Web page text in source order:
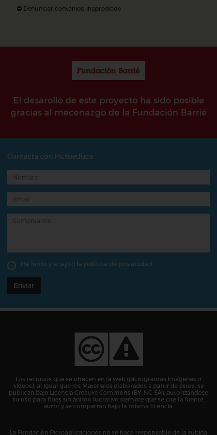
Denunciar contenido inapropiado
El desarollo de este proyecto ha sido posible
gracias al mecenazgo de la Fundación Barrié
Contacta con Pictoeduca
He leído y acepto la política de privacidad
Enviar
Los recursos que se ofrecen en la web (pictogramas,imágenes o
vídeos), al igual que los Materiales elaborados a partir de éstos, se
publican bajo Licencia Creative Commons (BY-NC-SA), autorizándose
su uso para fines sin ánimo lucrativo siempre que se cite la fuente,
autor y se compartan bajo la misma licencia.
La Fundación Pictoaplicaciones no se hace responsable de la subida